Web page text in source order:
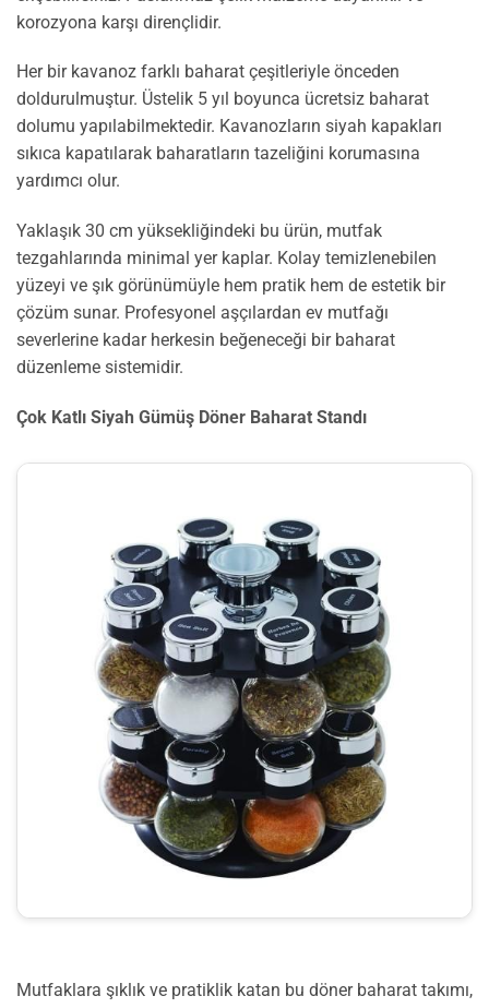
korozyona karşı dirençlidir.
Her bir kavanoz farklı baharat çeşitleriyle önceden
doldurulmuştur. Üstelik 5 yıl boyunca ücretsiz baharat
dolumu yapılabilmektedir. Kavanozların siyah kapakları
sıkıca kapatılarak baharatların tazeliğini korumasına
yardımcı olur.
Yaklaşık 30 cm yüksekliğindeki bu ürün, mutfak
tezgahlarında minimal yer kaplar. Kolay temizlenebilen
yüzeyi ve şık görünümüyle hem pratik hem de estetik bir
çözüm sunar. Profesyonel aşçılardan ev mutfağı
severlerine kadar herkesin beğeneceği bir baharat
düzenleme sistemidir.
Çok Katlı Siyah Gümüş Döner Baharat Standı
Mutfaklara şıklık ve pratiklik katan bu döner baharat takımı,